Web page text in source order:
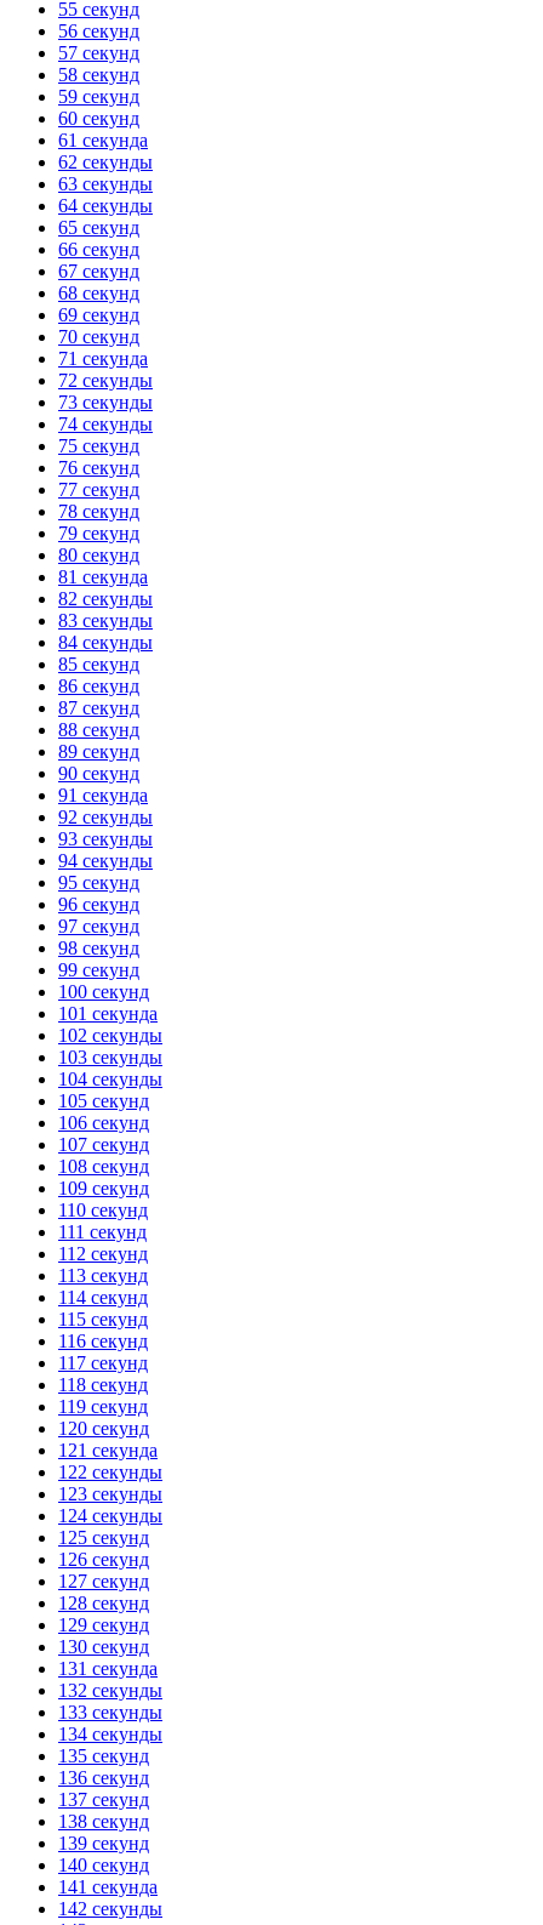
55 секунд
56 секунд
57 секунд
58 секунд
59 секунд
60 секунд
61 секунда
62 секунды
63 секунды
64 секунды
65 секунд
66 секунд
67 секунд
68 секунд
69 секунд
70 секунд
71 секунда
72 секунды
73 секунды
74 секунды
75 секунд
76 секунд
77 секунд
78 секунд
79 секунд
80 секунд
81 секунда
82 секунды
83 секунды
84 секунды
85 секунд
86 секунд
87 секунд
88 секунд
89 секунд
90 секунд
91 секунда
92 секунды
93 секунды
94 секунды
95 секунд
96 секунд
97 секунд
98 секунд
99 секунд
100 секунд
101 секунда
102 секунды
103 секунды
104 секунды
105 секунд
106 секунд
107 секунд
108 секунд
109 секунд
110 секунд
111 секунд
112 секунд
113 секунд
114 секунд
115 секунд
116 секунд
117 секунд
118 секунд
119 секунд
120 секунд
121 секунда
122 секунды
123 секунды
124 секунды
125 секунд
126 секунд
127 секунд
128 секунд
129 секунд
130 секунд
131 секунда
132 секунды
133 секунды
134 секунды
135 секунд
136 секунд
137 секунд
138 секунд
139 секунд
140 секунд
141 секунда
142 секунды